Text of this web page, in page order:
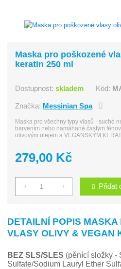
Maska pro poškozené
keratin 250 ml
Dostupnost:skladem Kód:
Značka: Messinian Spa
Maska pro všechny typy vlasů - suché
barvením nebo namáhané častým
olivovým olejem a VEGANSKÝM
279,00 Kč
Počet Přidat
DETAILNÍ POPIS MASKA
VLASY OLIVY & VEGAN
BEZ SLS/SLES (pěnící složky -
Sulfate/Sodium Lauryl Ether